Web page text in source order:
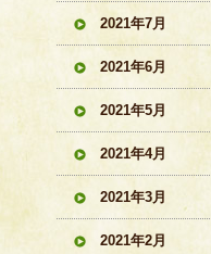
2021年7月
2021年6月
2021年5月
2021年4月
2021年3月
2021年2月